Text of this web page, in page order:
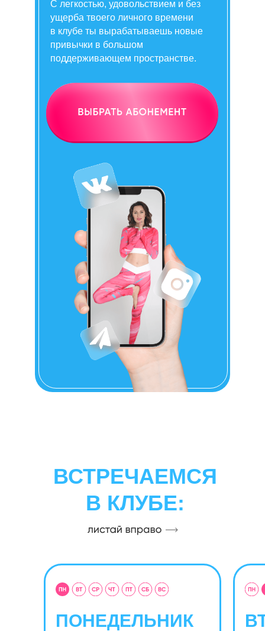
С легкостью, удовольствием и без
ущерба твоего личного времени
в клубе ты вырабатываешь новые
привычки в большом
поддерживающем пространстве.
ВСТРЕЧАЕМСЯ
В КЛУБЕ:
ПОНЕДЕЛЬНИК